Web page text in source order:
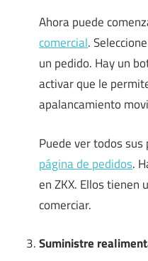
Ahora puede
comercial.
un pedido. Hay un
activar que le
apalancamiento
Puede ver todos
página de pedidos.
en ZKX. Ellos tienen
comerciar.
Suministre